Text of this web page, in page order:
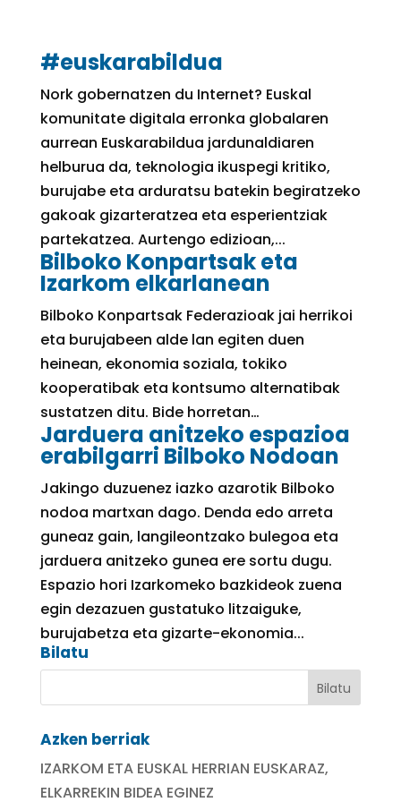
#euskarabildua
Nork gobernatzen du Internet? Euskal
komunitate digitala erronka globalaren
aurrean Euskarabildua jardunaldiaren
helburua da, teknologia ikuspegi kritiko,
burujabe eta arduratsu batekin begiratzeko
gakoak gizarteratzea eta esperientziak
partekatzea. Aurtengo edizioan,...
Bilboko Konpartsak eta
Izarkom elkarlanean
Bilboko Konpartsak Federazioak jai herrikoi
eta burujabeen alde lan egiten duen
heinean, ekonomia soziala, tokiko
kooperatibak eta kontsumo alternatibak
sustatzen ditu. Bide horretan…
Jarduera anitzeko espazioa
erabilgarri Bilboko Nodoan
Jakingo duzuenez iazko azarotik Bilboko
nodoa martxan dago. Denda edo arreta
guneaz gain, langileontzako bulegoa eta
jarduera anitzeko gunea ere sortu dugu.
Espazio hori Izarkomeko bazkideok zuena
egin dezazuen gustatuko litzaiguke,
burujabetza eta gizarte-ekonomia...
Bilatu
Azken berriak
IZARKOM ETA EUSKAL HERRIAN EUSKARAZ,
ELKARREKIN BIDEA EGINEZ